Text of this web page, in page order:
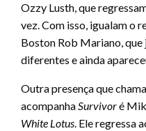
Ozzy Lusth, que
vez. Com isso, igualam o
Boston Rob Mariano, que
diferentes e ainda
Outra presença que
acompanhaSurvivoré
White Lotus. Ele regressa